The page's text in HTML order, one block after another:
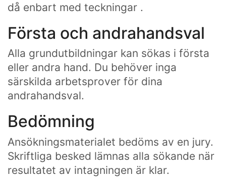
då enbart med teckningar .
Första och andrahandsval
Alla grundutbildningar kan sökas i första
eller andra hand. Du behöver inga
särskilda arbetsprover för dina
andrahandsval.
Bedömning
Ansökningsmaterialet bedöms av en jury.
Skriftliga besked lämnas alla sökande när
resultatet av intagningen är klar.